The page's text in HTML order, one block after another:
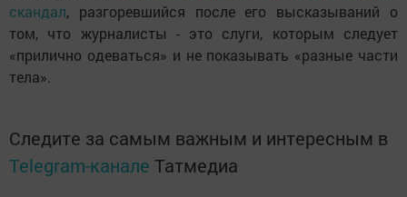
скандал, разгоревшийся после его высказываний о
том, что журналисты - это слуги, которым следует
«прилично одеваться» и не показывать «разные части
тела».
Следите за самым важным и интересным в
Telegram-канале Татмедиа